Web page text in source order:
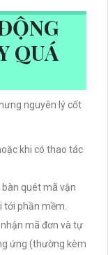
QUÁ
nguyên lý cốt
khi có thao tác
quét mã vận
tới phần mềm.
mã đơn và tự
ứng (thường kèm